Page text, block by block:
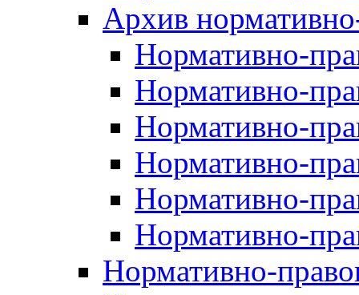
Архив
Нормативно-
Нормативно-
Нормативно-
Нормативно-
Нормативно-
Нормативно-
Нормативно-